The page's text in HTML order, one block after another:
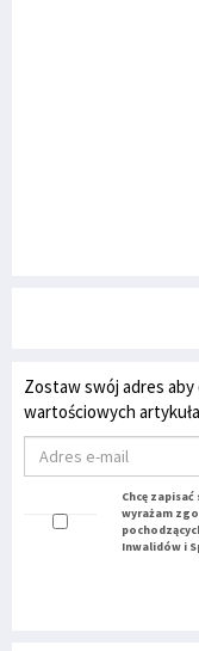
Zostaw swój adres
wartościowych
Chcę
wyrażam
Inwalidów i